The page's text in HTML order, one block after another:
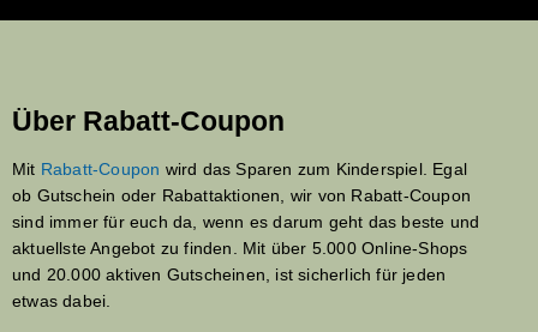
Über Rabatt-Coupon
Mit Rabatt-Coupon wird das Sparen zum Kinderspiel. Egal
ob Gutschein oder Rabattaktionen, wir von Rabatt-Coupon
sind immer für euch da, wenn es darum geht das beste und
aktuellste Angebot zu finden. Mit über 5.000 Online-Shops
und 20.000 aktiven Gutscheinen, ist sicherlich für jeden
etwas dabei.